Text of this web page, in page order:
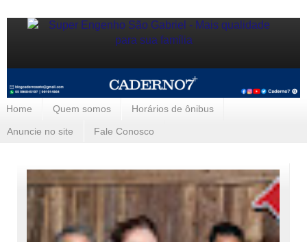
Home Quem somos Horários de ônibus
Anuncie no site Fale Conosco